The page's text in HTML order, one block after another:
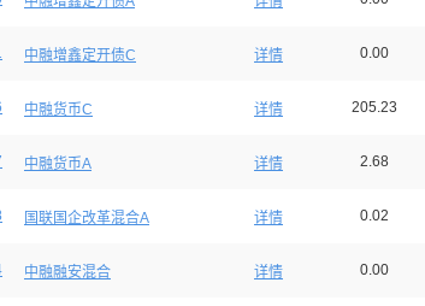
中融增鑫定开债C 详情 0.00
中融货币C 详情 205.23
中融货币A 详情 2.68
国联国企改革混合A 详情 0.02
中融融安混合 详情 0.00